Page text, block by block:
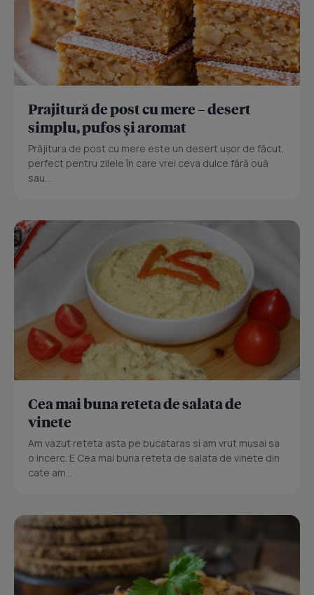
Prajitură de post cu mere – desert
simplu, pufos și aromat
Prăjitura de post cu mere este un desert ușor de făcut,
perfect pentru zilele în care vrei ceva dulce fără ouă
sau...
Cea mai buna reteta de salata de
vinete
Am vazut reteta asta pe bucataras si am vrut musai sa
o incerc. E Cea mai buna reteta de salata de vinete din
cate am...